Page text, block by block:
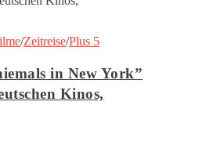
/Zeitreise/Plus 5
in New York”
Kinos,